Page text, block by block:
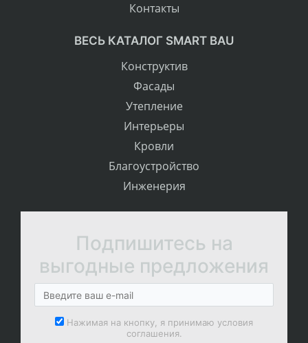
Контакты
ВЕСЬ КАТАЛОГ SMART BAU
Конструктив
Фасады
Утепление
Интерьеры
Кровли
Благоустройство
Инженерия
Подпишитесь на
выгодные предложения
Нажимая на кнопку, я принимаю условия
соглашения.